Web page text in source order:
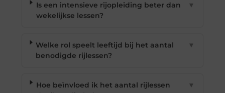
Is een intensieve rijopleiding beter dan
wekelijkse lessen?
▼
Welke rol speelt leeftijd bij het aantal
benodigde rijlessen?
▼
Hoe beïnvloed ik het aantal rijlessen
▼